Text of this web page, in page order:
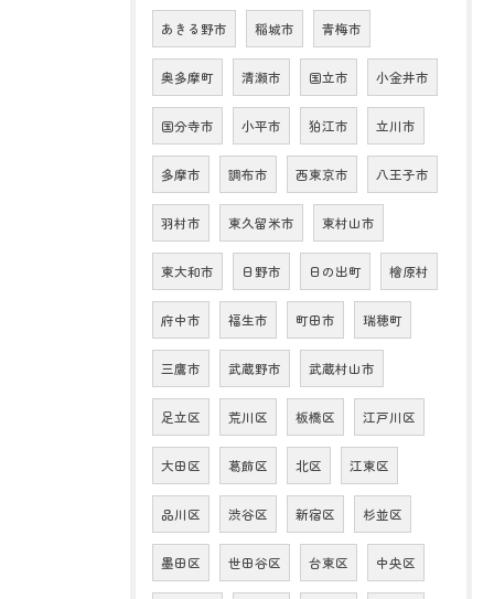
あきる野市 稲城市 青梅市
奥多摩町 清瀬市 国立市 小金井市
国分寺市 小平市 狛江市 立川市
多摩市 調布市 西東京市 八王子市
羽村市 東久留米市 東村山市
東大和市 日野市 日の出町 檜原村
府中市 福生市 町田市 瑞穂町
三鷹市 武蔵野市 武蔵村山市
足立区 荒川区 板橋区 江戸川区
大田区 葛飾区 北区 江東区
品川区 渋谷区 新宿区 杉並区
墨田区 世田谷区 台東区 中央区